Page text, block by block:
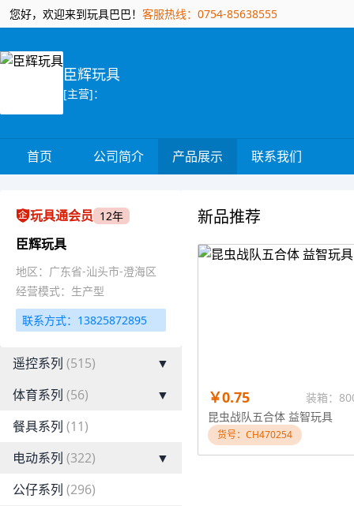
您好，欢迎来到玩具巴巴！ 客服热线：0754-85638555
臣辉玩具
[主营]：
首页 公司简介 产品展示 联系我们
玩具通会员 12年
臣辉玩具
地区：广东省-汕头市-澄海区
经营模式：生产型
联系方式：13825872895
遥控系列 (515)
▼
体育系列 (56)
▼
餐具系列 (11)
电动系列 (322)
▼
公仔系列 (296)
新品推荐
￥0.75
装箱：
昆虫战队五合体 益智玩具
货号：CH470254